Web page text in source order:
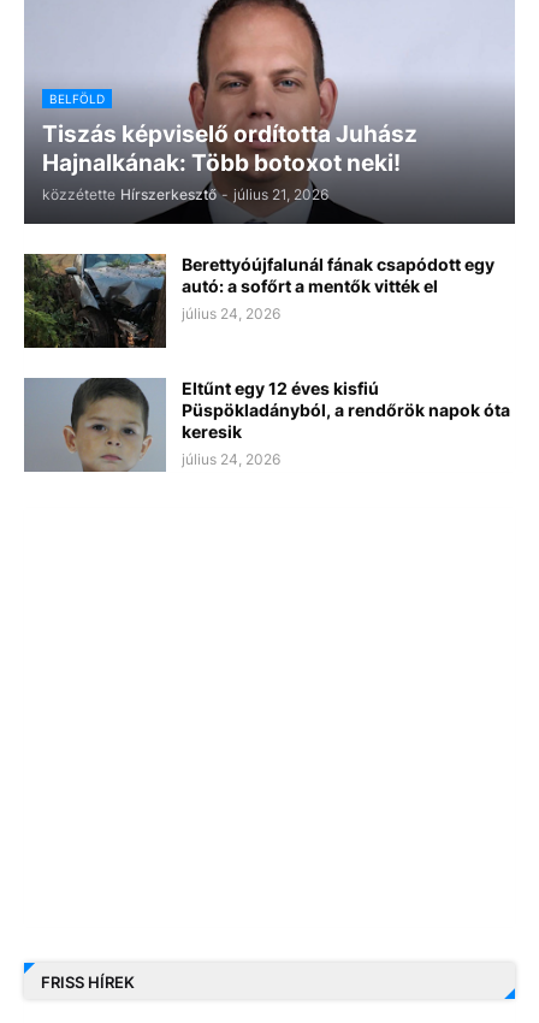
BELFÖLD
Tiszás képviselő ordította Juhász
Hajnalkának: Több botoxot neki!
közzétette Hírszerkesztő - július 21, 2026
Berettyóújfalunál fának csapódott egy
autó: a sofőrt a mentők vitték el
július 24, 2026
Eltűnt egy 12 éves kisfiú
Püspökladányból, a rendőrök napok óta
keresik
július 24, 2026
FRISS HÍREK